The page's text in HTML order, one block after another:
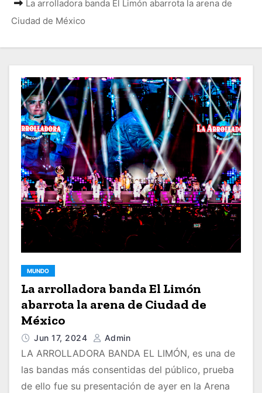
La arrolladora banda El Limón abarrota la arena de
Ciudad de México
MUNDO
La arrolladora banda El Limón
abarrota la arena de Ciudad de
México
Jun 17, 2024 Admin
LA ARROLLADORA BANDA EL LIMÓN, es una de
las bandas más consentidas del público, prueba
de ello fue su presentación de ayer en la Arena